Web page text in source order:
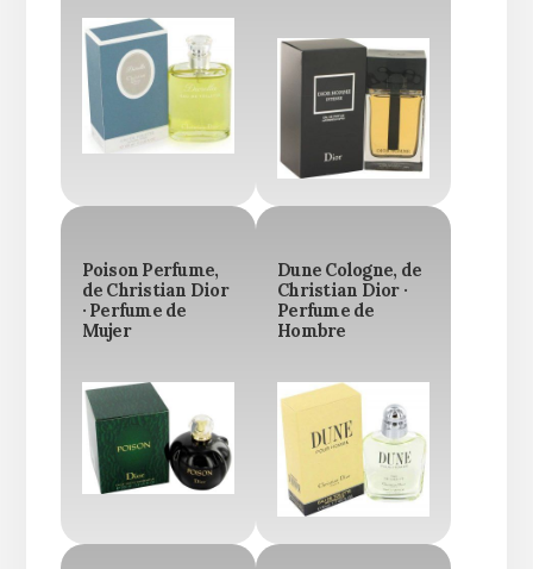
Poison Perfume,
de Christian Dior
· Perfume de
Mujer
Dune Cologne, de
Christian Dior ·
Perfume de
Hombre